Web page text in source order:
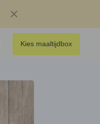
Kies maaltijdbox